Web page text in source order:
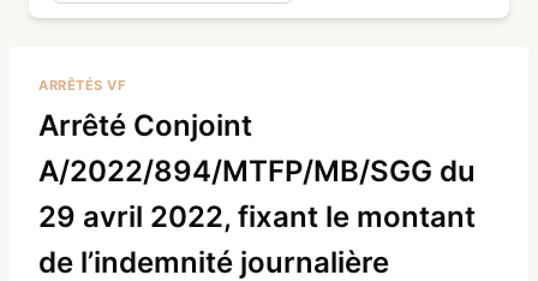
ARRÊTÉS VF
Arrêté Conjoint
A/2022/894/MTFP/MB/SGG du
29 avril 2022, fixant le montant
de l’indemnité journalière